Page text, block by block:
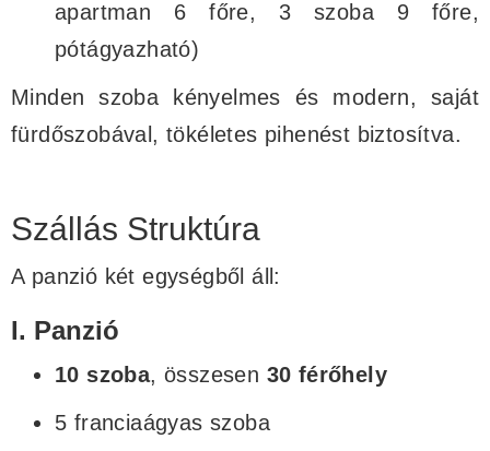
apartman 6 főre, 3 szoba 9 főre,
pótágyazható)
Minden szoba kényelmes és modern, saját
fürdőszobával, tökéletes pihenést biztosítva.
Szállás Struktúra
A panzió két egységből áll:
I. Panzió
10 szoba, összesen 30 férőhely
5 franciaágyas szoba